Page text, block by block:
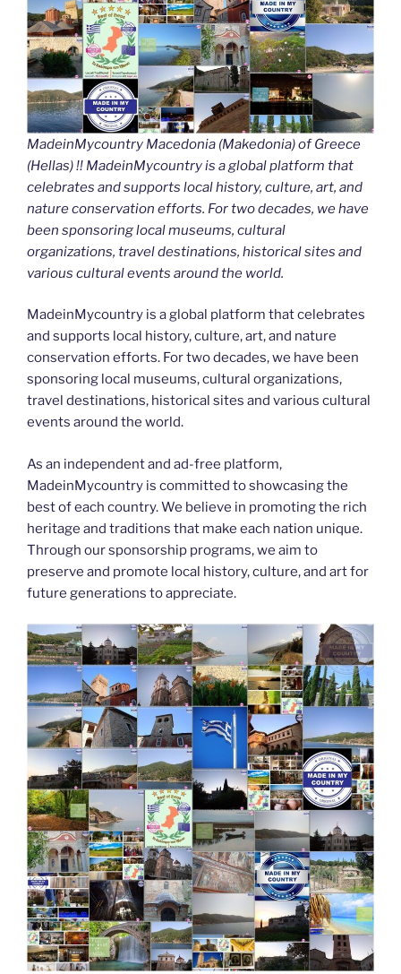
MadeinMycountry Macedonia (Makedonia) of Greece
(Hellas) !! MadeinMycountry is a global platform that
celebrates and supports local history, culture, art, and
nature conservation efforts. For two decades, we have
been sponsoring local museums, cultural
organizations, travel destinations, historical sites and
various cultural events around the world.
MadeinMycountry is a global platform that celebrates
and supports local history, culture, art, and nature
conservation efforts. For two decades, we have been
sponsoring local museums, cultural organizations,
travel destinations, historical sites and various cultural
events around the world.
As an independent and ad-free platform,
MadeinMycountry is committed to showcasing the
best of each country. We believe in promoting the rich
heritage and traditions that make each nation unique.
Through our sponsorship programs, we aim to
preserve and promote local history, culture, and art for
future generations to appreciate.